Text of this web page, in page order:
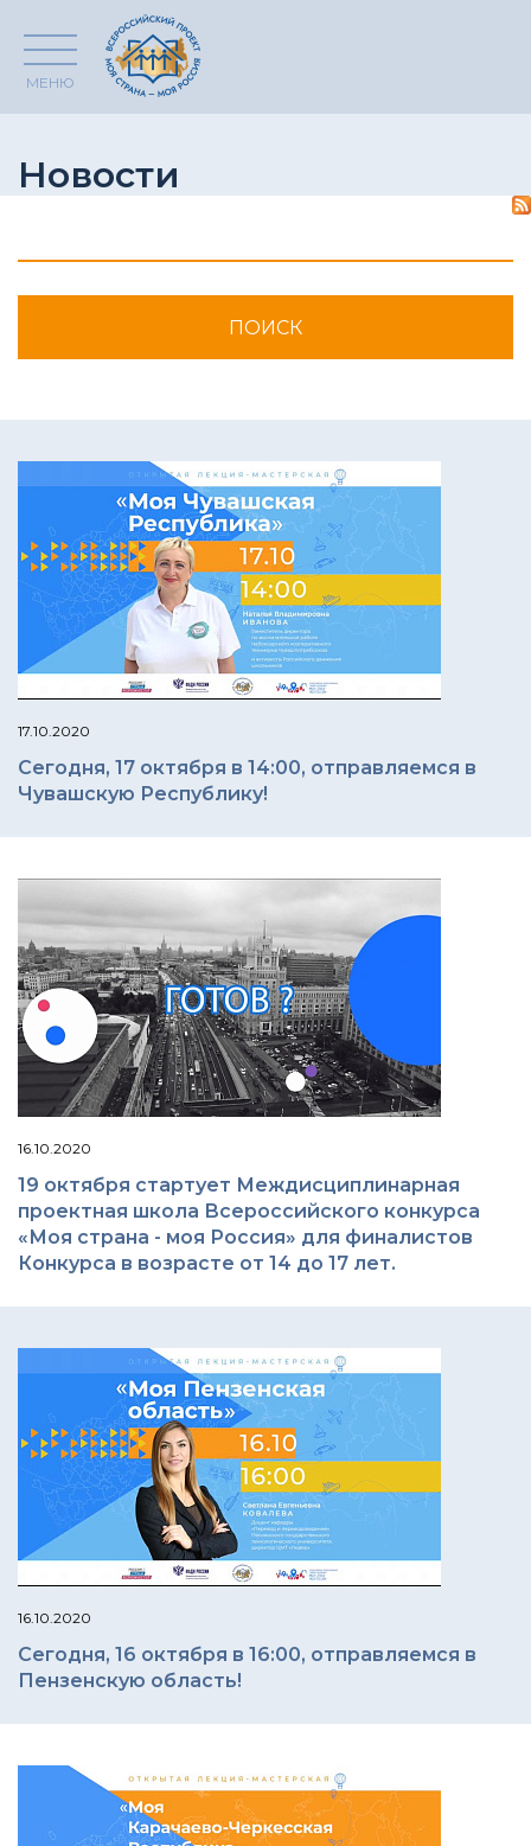
МЕНЮ
Новости
17.10.2020
Сегодня, 17 октября в 14:00, отправляемся в
Чувашскую Республику!
16.10.2020
19 октября стартует Междисциплинарная
проектная школа Всероссийского конкурса
«Моя страна - моя Россия» для финалистов
Конкурса в возрасте от 14 до 17 лет.
16.10.2020
Сегодня, 16 октября в 16:00, отправляемся в
Пензенскую область!